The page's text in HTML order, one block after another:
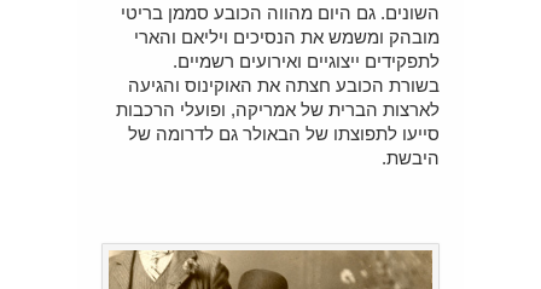
השונים. גם היום מהווה הכובע סממן בריטי
מובהק ומשמש את הנסיכים ויליאם והארי
לתפקידים ייצוגיים ואירועים רשמיים.
בשורת הכובע חצתה את האוקינוס והגיעה
לארצות הברית של אמריקה, ופועלי הרכבות
סייעו לתפוצתו של הבאולר גם לדרומה של
היבשת.